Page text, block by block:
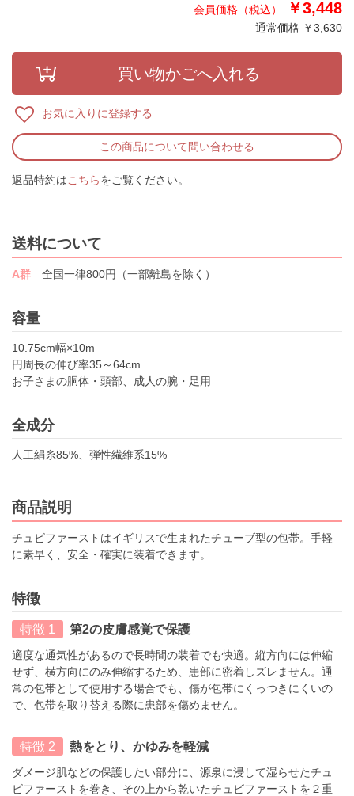
￥3,448
通常価格 ￥3,630
お気に入りに登録する
この商品について問い合わせる
返品特約はこちらをご覧ください。
送料について
A群 全国一律800円（一部離島を除く）
容量
10.75cm幅×10m
円周長の伸び率35～64cm
お子さまの胴体・頭部、成人の腕・足用
全成分
人工絹糸85%、弾性繊維系15%
商品説明
チュビファーストはイギリスで生まれたチューブ型の包帯。手軽
に素早く、安全・確実に装着できます。
特徴
特徴 1 第2の皮膚感覚で保護
適度な通気性があるので長時間の装着でも快適。縦方向には伸縮
せず、横方向にのみ伸縮するため、患部に密着しズレません。通
常の包帯として使用する場合でも、傷が包帯にくっつきにくいの
で、包帯を取り替える際に患部を傷めません。
特徴 2 熱をとり、かゆみを軽減
ダメージ肌などの保護したい部分に、源泉に浸して湿らせたチュ
ビファーストを巻き、その上から乾いたチュビファーストを２重